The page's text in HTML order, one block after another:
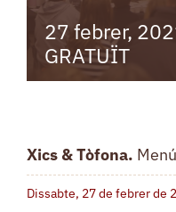
27 febrer,
GRATUÏT
Xics & Tòfona.
Dissabte, 27 de febrer de